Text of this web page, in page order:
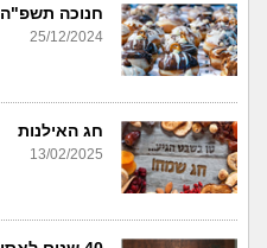
חנוכה תשפ"ה
25/12/2024
חג האילנות
13/02/2025